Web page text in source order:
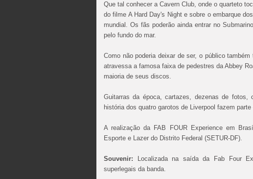
Que tal conhecer a Cavern Club, onde o quarteto
do filme A Hard Day's Night e sobre o embarque
mundial. Os fãs poderão ainda entrar no
pelo fundo do mar.
Como não poderia deixar de ser, o público
atravessa a famosa faixa de pedestres da Abbey
maioria de seus discos.
Guitarras da época, cartazes, dezenas de
história dos quatro garotos de Liverpool fazem
A realização da FAB FOUR Experience em
Esporte e Lazer do Distrito Federal (SETUR-DF).
Souvenir:
Localizada na saída da Fab Four
superlegais da banda.